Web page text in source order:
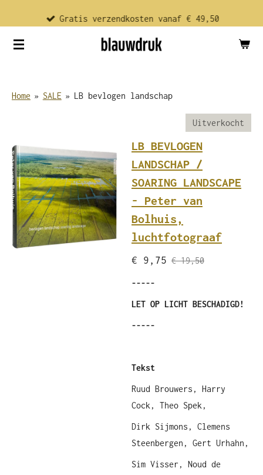
direct
naar
Gratis verzendkosten vanaf € 49,50
Home » SALE » LB bevlogen landschap
Uitverkocht
LB BEVLOGEN
LANDSCHAP /
SOARING LANDSCAPE
- Peter van
Bolhuis,
luchtfotograaf
€ 9,75 € 19,50
-----
LET OP LICHT BESCHADIGD!
-----
Tekst
Ruud Brouwers, Harry
Cock, Theo Spek,
Dirk Sijmons, Clemens
Steenbergen, Gert Urhahn,
Sim Visser, Noud de